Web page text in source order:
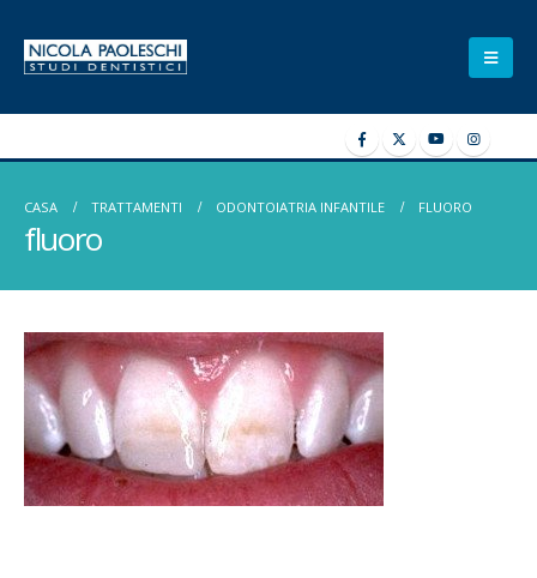
CASA TRATTAMENTI ODONTOIATRIA INFANTILE FLUORO
fluoro